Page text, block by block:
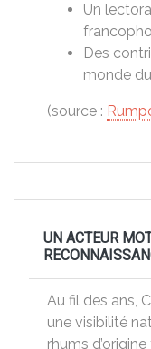
Un
Des
monde
(source :
UN ACTEUR
Au fil des ans,
une visibilité
rhums